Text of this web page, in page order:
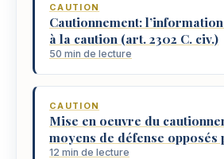
CAUTION
Cautionnement:
à la caution (art. 2302 C. civ.)
50 min de lecture
CAUTION
Mise en oeuvre du
moyens de défense opposés
12 min de lecture